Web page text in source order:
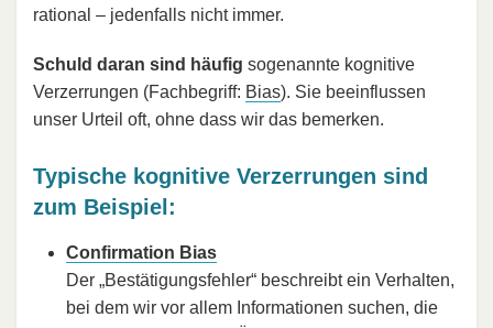
rational – jedenfalls nicht immer.
Schuld daran sind häufig sogenannte kognitive
Verzerrungen (Fachbegriff: Bias). Sie beeinflussen
unser Urteil oft, ohne dass wir das bemerken.
Typische kognitive Verzerrungen sind
zum Beispiel:
Confirmation Bias
Der „Bestätigungsfehler“ beschreibt ein Verhalten,
bei dem wir vor allem Informationen suchen, die